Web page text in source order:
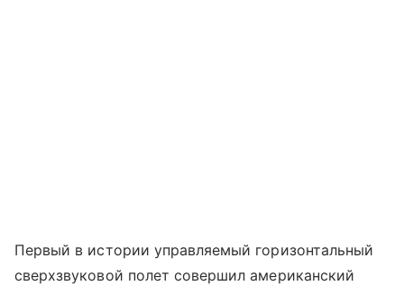
Первый в истории управляемый горизонтальный
сверхзвуковой полет совершил американский